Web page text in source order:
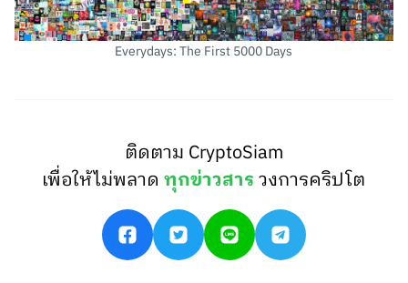
Everydays: The First 5000 Days
ติดตาม CryptoSiam
เพื่อให้ไม่พลาดทุกข่าวสารวงการคริปโต